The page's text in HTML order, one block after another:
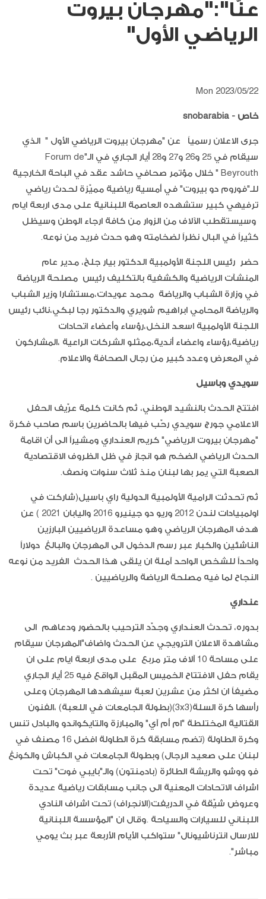
عنّا":"مهرجان بيروت
الرياضي الأول"
Mon 2023/05/22
خاص -snobarabia
جرى الاعلان رسمياً عن "مهرجان بيروت الرياضي الأول " الذي
سيقام في 25 و26 و27 و28 أيار الجاري في الـ"Forum de
Beyrouth " خلال مؤتمر صحافي حاشد عقد في الباحة الخارجية
للـ"فوروم دو بيروت" في أمسية رياضية مميّزة لحدث رياضي
ترفيهي كبير ستشهده العاصمة اللبنانية على مدى اربعة ايام
وسيستقطب الآلاف من الزوار من كافة ارجاء الوطن وسيظل
كثيراً في البال نظراً لضخامته وهو حدث فريد من نوعه.
حضر رئيس اللجنة الأولمبية الدكتور بيار جلخ، مدير عام
المنشآت الرياضية والكشفية بالتكليف رئيس مصلحة الرياضة
في وزارة الشباب والرياضة محمد عويدات،مستشارا وزير الشباب
والرياضة المحامي ابراهيم شويري والدكتور رجا لبكي،نائب رئيس
اللجنة الأولمبية اسعد النخل،رؤساء وأعضاء اتحادات
رياضية،رؤساء واعضاء أندية،ممثلو الشركات الراعية ،المشاركون
في المعرض وعدد كبير من رجال الصحافة والاعلام.
سويدي وباسيل
افتتح الحدث بالنشيد الوطني، ثم كانت كلمة عرّيف الحفل
الاعلامي جورج سويدي رحّب فيها بالحاضرين باسم صاحب فكرة
"مهرجان بيروت الرياضي" كريم العنداري ومشيراً الى أن اقامة
الحدث الرياضي الضخم هو انجاز في ظل الظروف الاقتصادية
الصعبة التي يمر بها لبنان منذ ثلاث سنوات ونصف.
ثم تحدثت الرامية الأولمبية الدولية راي باسيل(شاركت في
اولمبيادات لندن 2012 وريو دو جينيرو 2016 واليابان 2021 ) عن
هدف المهرجان الرياضي وهو مساعدة الرياضيين البارزين
الناشئين والكبار عبر رسم الدخول الى المهرجان والبالغ دولاراً
واحداً للشخص الواحد آملة ان يلقى هذا الحدث الفريد من نوعه
النجاح لما فيه مصلحة الرياضة والرياضيين .
عنداري
بدوره، تحدث العنداري وجدّد الترحيب بالحضور ودعاهم الى
مشاهدة الاعلان الترويجي عن الحدث واضاف"المهرجان سيقام
على مساحة 10 آلاف متر مربع على مدى اربعة ايام على ان
يقام حفل الافتتاح الخميس المقبل الواقع فيه 25 أيار الجاري
مضيفاً ان اكثر من عشرين لعبة سيشهدها المهرجان وعلى
رأسها كرة السلة(3x3)(بطولة الجامعات في اللعبة) ،الفنون
القتالية المختلطة "ام أم آي" والمبارزة والتايكواندو والبادل تنس
وكرة الطاولة (تضم مسابقة كرة الطاولة افضل 16 مصنف في
لبنان على صعيد الرجال) وبطولة الجامعات في الكباش والكونغ
فو ووشو والريشة الطائرة (بادمنتون) والـ"بايبي فوت" تحت
اشراف الاتحادات المعنية الى جانب مسابقات رياضية عديدة
وعروض شيّقة في الدريفت(الانجراف) تحت اشراف النادي
اللبناني للسيارات والسياحة .وقال ان "المؤسسة اللبنانية
للارسال انترناشيونال" ستواكب الأيام الأربعة عبر بث يومي
مباشر".